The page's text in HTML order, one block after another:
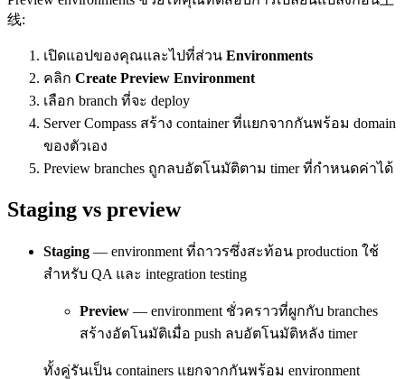
线:
เปิดแอปของคุณและไปที่ส่วน Environments
คลิก Create Preview Environment
เลือก branch ที่จะ deploy
Server Compass สร้าง container ที่แยกจากกันพร้อม domain
ของตัวเอง
Preview branches ถูกลบอัตโนมัติตาม timer ที่กำหนดค่าได้
Staging vs preview
Staging — environment ที่ถาวรซึ่งสะท้อน production ใช้
สำหรับ QA และ integration testing
Preview — environment ชั่วคราวที่ผูกกับ branches
สร้างอัตโนมัติเมื่อ push ลบอัตโนมัติหลัง timer
ทั้งคู่รันเป็น containers แยกจากกันพร้อม environment